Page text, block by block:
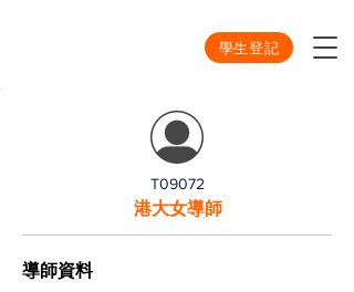
學生登記
T09072
港大女導師
導師資料